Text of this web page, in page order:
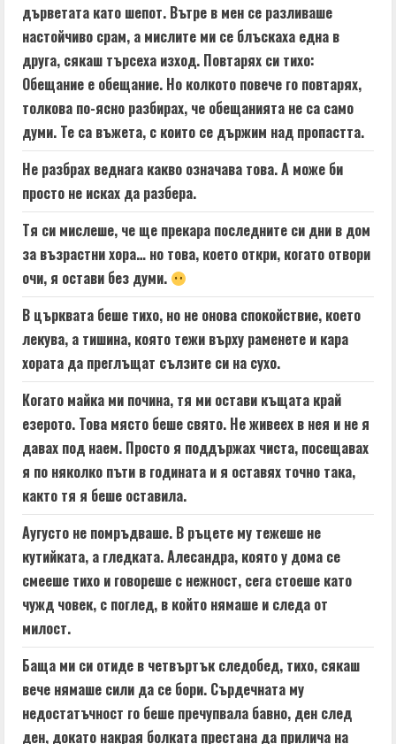
дърветата като шепот. Вътре в мен се разливаше
настойчиво срам, а мислите ми се блъскаха една в
друга, сякаш търсеха изход. Повтарях си тихо:
Обещание е обещание. Но колкото повече го повтарях,
толкова по-ясно разбирах, че обещанията не са само
думи. Те са въжета, с които се държим над пропастта.
Не разбрах веднага какво означава това. А може би
просто не исках да разбера.
Тя си мислеше, че ще прекара последните си дни в дом
за възрастни хора… но това, което откри, когато отвори
очи, я остави без думи.
В църквата беше тихо, но не онова спокойствие, което
лекува, а тишина, която тежи върху раменете и кара
хората да преглъщат сълзите си на сухо.
Когато майка ми почина, тя ми остави къщата край
езерото. Това място беше свято. Не живеех в нея и не я
давах под наем. Просто я поддържах чиста, посещавах
я по няколко пъти в годината и я оставях точно така,
както тя я беше оставила.
Аугусто не помръдваше. В ръцете му тежеше не
кутийката, а гледката. Алесандра, която у дома се
смееше тихо и говореше с нежност, сега стоеше като
чужд човек, с поглед, в който нямаше и следа от
милост.
Баща ми си отиде в четвъртък следобед, тихо, сякаш
вече нямаше сили да се бори. Сърдечната му
недостатъчност го беше пречупвала бавно, ден след
ден, докато накрая болката престана да прилича на